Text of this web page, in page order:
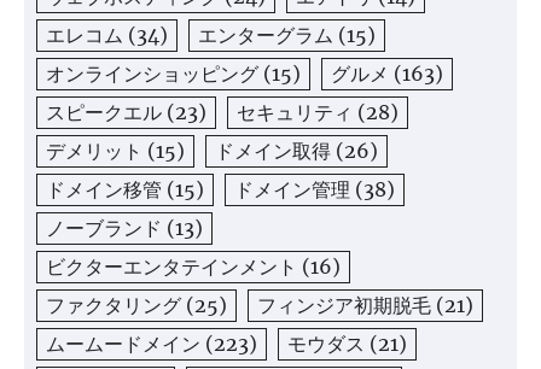
エレコム (34) エンターグラム (15)
オンラインショッピング (15) グルメ (163)
スピークエル (23) セキュリティ (28)
デメリット (15) ドメイン取得 (26)
ドメイン移管 (15) ドメイン管理 (38)
ノーブランド (13)
ビクターエンタテインメント (16)
ファクタリング (25) フィンジア初期脱毛 (21)
ムームードメイン (223) モウダス (21)